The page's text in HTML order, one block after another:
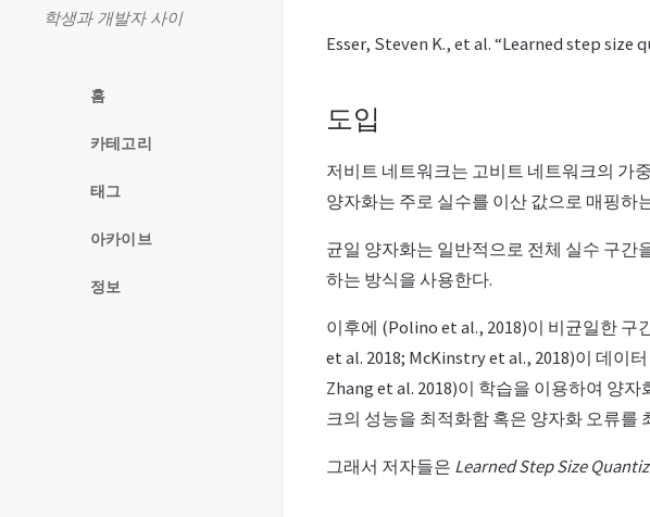
학생과 개발자 사이
홈
카테고리
태그
아카이브
정보
Esser, Steven K., et al. “Learned step size
도입
저비트 네트워크는 고비트 네트워크의 가
양자화는 주로 실수를 이산 값으로 매핑
균일 양자화는 일반적으로 전체 실수 구간
하는 방식을 사용한다.
이후에 (Polino et al., 2018)이 비균일한 구
et al. 2018; McKinstry et al., 2018)이 데이
Zhang et al. 2018)이 학습을 이용하여 양
크의 성능을 최적화함 혹은 양자화 오류를
그래서 저자들은 Learned Step Size